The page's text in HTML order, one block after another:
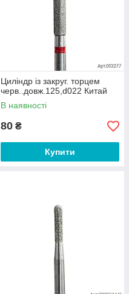
Циліндр із закруг. торцем
черв..довж.125,d022 Китай
В наявності
80 ₴
Купити